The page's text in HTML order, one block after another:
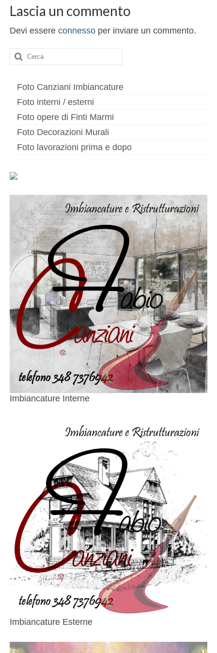
Altri servizi
Posa pavimento laminato
Muratura
Lascia un commento
Devi essere connesso per inviare un commento.
Cerca:
Foto Canziani Imbiancature
Foto interni / esterni
Foto opere di Finti Marmi
Foto Decorazioni Murali
Foto lavorazioni prima e dopo
Imbiancature Interne
Imbiancature Esterne